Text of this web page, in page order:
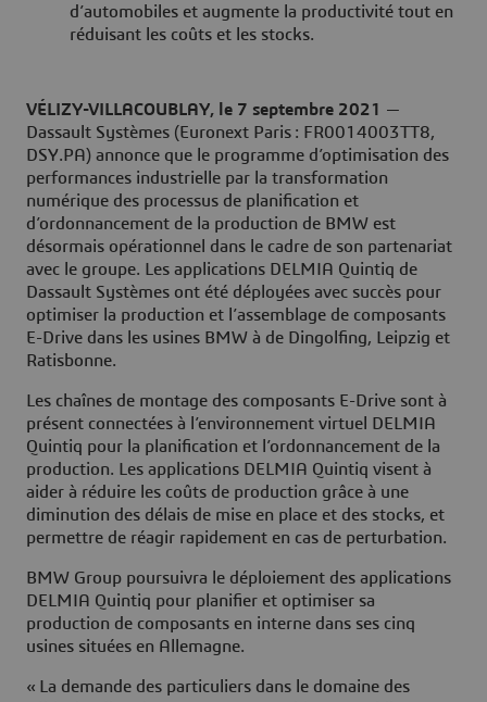
d’automobiles et augmente la productivité tout en
réduisant les coûts et les stocks.
VÉLIZY-VILLACOUBLAY, le 7 septembre 2021
—
Dassault Systèmes (Euronext Paris : FR0014003TT8,
DSY.PA) annonce que le programme d’optimisation des
performances industrielle par la transformation
numérique des processus de planification et
d’ordonnancement de la production de BMW est
désormais opérationnel dans le cadre de son partenariat
avec le groupe. Les applications DELMIA Quintiq de
Dassault Systèmes ont été déployées avec succès pour
optimiser la production et l’assemblage de composants
E-Drive dans les usines BMW à de Dingolfing, Leipzig et
Ratisbonne.
Les chaînes de montage des composants E-Drive sont à
présent connectées à l’environnement virtuel DELMIA
Quintiq pour la planification et l’ordonnancement de la
production. Les applications DELMIA Quintiq visent à
aider à réduire les coûts de production grâce à une
diminution des délais de mise en place et des stocks, et
permettre de réagir rapidement en cas de perturbation.
BMW Group poursuivra le déploiement des applications
DELMIA Quintiq pour planifier et optimiser sa
production de composants en interne dans ses cinq
usines situées en Allemagne.
« La demande des particuliers dans le domaine des